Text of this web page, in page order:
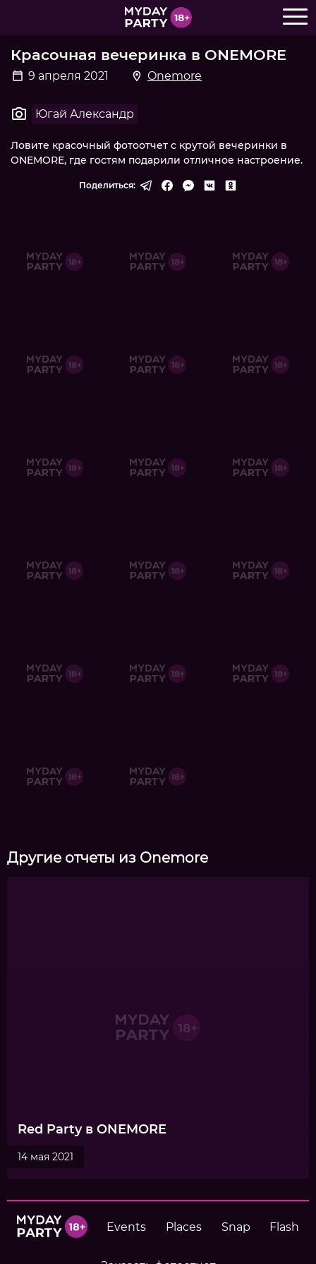
Красочная вечеринка в ONEMORE
9 апреля 2021 Onemore
Югай Александр
Ловите красочный фотоотчет с крутой вечеринки в
ONEMORE, где гостям подарили отличное настроение.
Поделиться:
Другие отчеты из Onemore
Red Party в ONEMORE
14 мая 2021
Events Places Snap Flash